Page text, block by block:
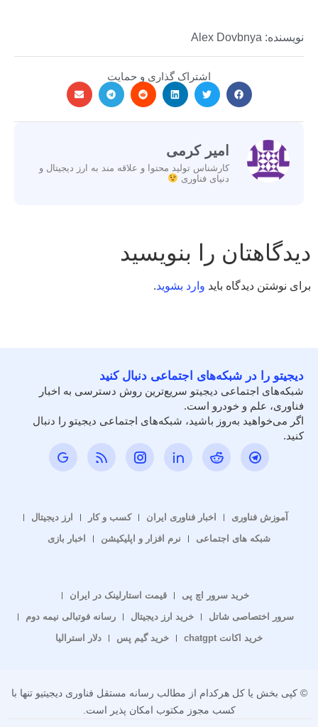
نویسنده: Alex Dovbnya
اشتراک گذاری و حمایت
امیر کرمی
کارشناس تولید محتوا و علاقه مند به ارز دیجیتال و
دنیای فناوری
دیدگاهتان را بنویسید
برای نوشتن دیدگاه باید وارد بشوید.
دیجیتو را در شبکه‌های اجتماعی دنبال کنید
شبکه‌های اجتماعی دیجیتو سریع‌ترین روش دسترسی به اخبار
فناوری، علم و خودرو است.
اگر می‌خواهید به‌روز باشید، شبکه‌های اجتماعی دیجیتو را دنبال
کنید.
آموزش فناوری اخبار فناوری ایران کسب و کار
ارز دیجیتال
شبکه های اجتماعی
نرم افزار و اپلیکیشن اخبار بازی
خرید سرور اچ پی
قیمت استارلینک در ایران
سرور اختصاصی شاتل
خرید ارز دیجیتال
رسانه فوتبالی نیمه دوم
خرید اکانت chatgpt
خرید گیم پس دلار استرالیا
© کپی بخش یا کل هرکدام از مطالب رسانه مستقل فناوری دیجیتیو تنها با
کسب مجوز مکتوب امکان پذیر است.